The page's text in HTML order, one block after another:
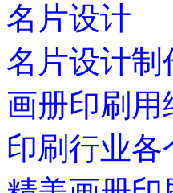
名片设计
名片设计制
画册印刷
印刷行业